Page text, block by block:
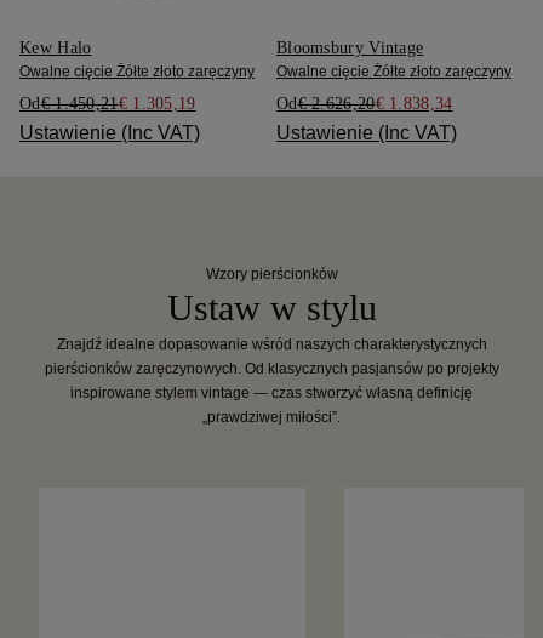
Kew Halo
Owalne cięcie Żółte złoto zaręczyny
Od€ 1.450,21€ 1.305,19
Ustawienie (Inc VAT)
Bloomsbury Vintage
Owalne cięcie Żółte złoto zaręczyny
Od€ 2.626,20€ 1.838,34
Ustawienie (Inc VAT)
Wzory pierścionków
Ustaw w stylu
Znajdź idealne dopasowanie wśród naszych charakterystycznych
pierścionków zaręczynowych. Od klasycznych pasjansów po projekty
inspirowane stylem vintage — czas stworzyć własną definicję
„prawdziwej miłości”.